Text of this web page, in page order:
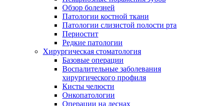
Обзор болезней
Патологии костной ткани
Патологии слизистой полости рта
Периостит
Редкие патологии
Хирургическая стоматология
Базовые операции
Воспалительные заболевания
хирургического профиля
Кисты челюсти
Онкопатологии
Операции на деснах